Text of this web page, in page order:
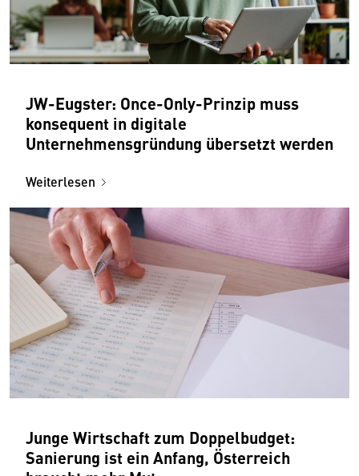
JW-Eugster: Once-Only-Prinzip muss
konsequent in digitale
Unternehmensgründung übersetzt werden
Weiterlesen
Junge Wirtschaft zum Doppelbudget:
Sanierung ist ein Anfang, Österreich